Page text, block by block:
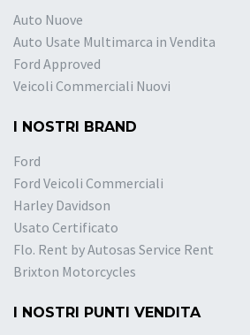
Auto Nuove
Auto Usate Multimarca in Vendita
Ford Approved
Veicoli Commerciali Nuovi
I NOSTRI BRAND
Ford
Ford Veicoli Commerciali
Harley Davidson
Usato Certificato
Flo. Rent by Autosas Service Rent
Brixton Motorcycles
I NOSTRI PUNTI VENDITA